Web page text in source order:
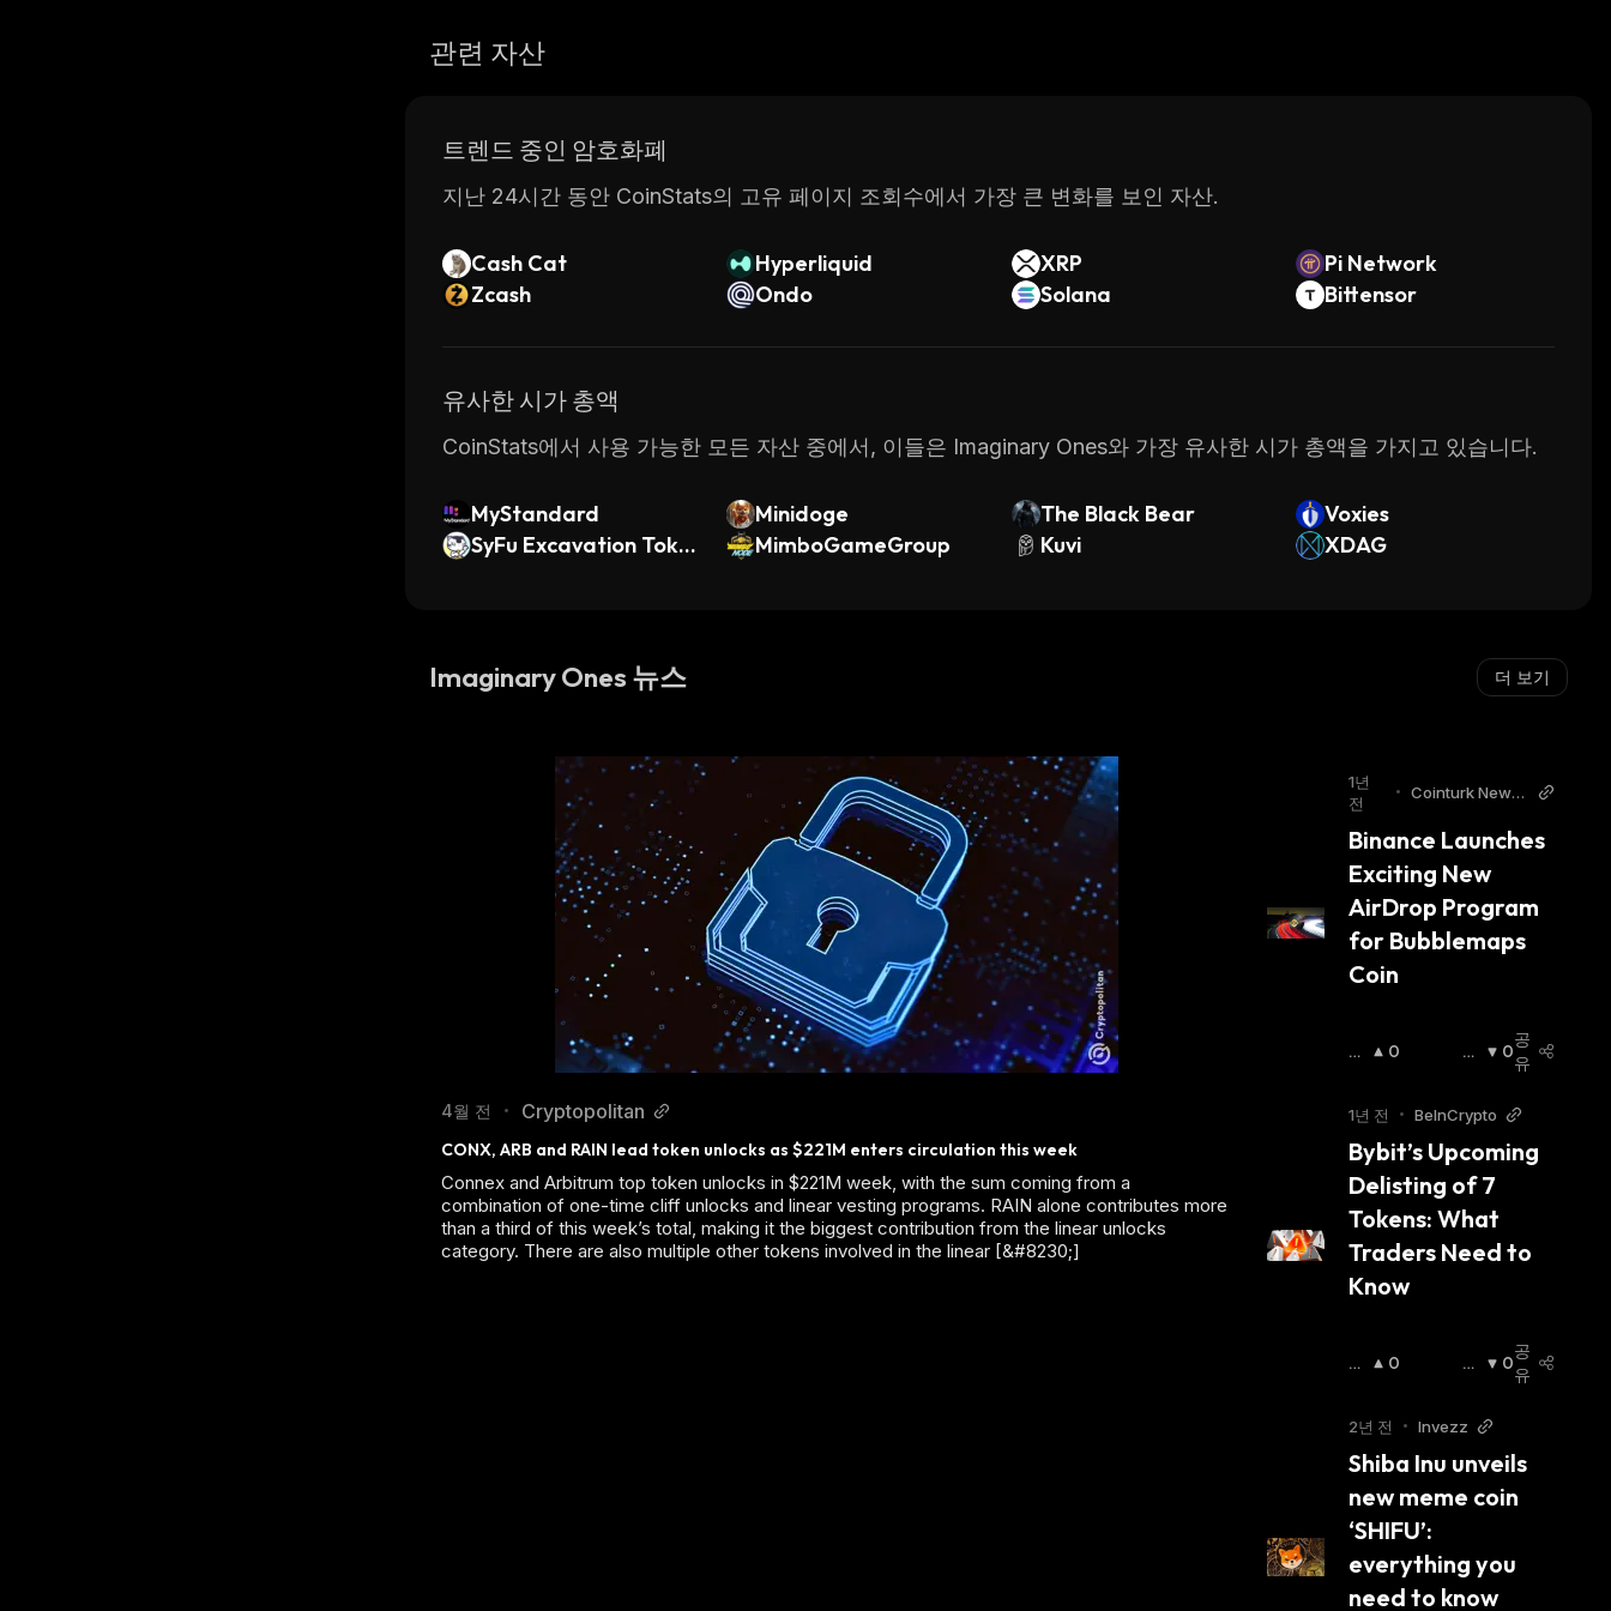
관련 자산
트렌드 중인 암호화폐
지난 24시간 동안 CoinStats의 고유 페이지 조회수에서 가장 큰 변화를 보인 자산.
Cash Cat Hyperliquid XRP
Pi Network
Zcash
Ondo Solana Bittensor
유사한 시가 총액
CoinStats에서 사용 가능한 모든 자산 중에서, 이들은 Imaginary Ones와 가장 유사한 시가 총액을 가지고 있습니다.
MyStandard Minidoge The Black Bear
Voxies
SyFu Excavation Toke
MimboGameGroup Kuvi XDAG
Imaginary Ones 뉴스 더 보기
4월 전 • Cryptopolitan
Connex and Arbitrum top token unlocks in $221M week, with the sum coming from a
combination of one-time cliff unlocks and linear vesting programs. RAIN alone contributes more
than a third of this week’s total, making it the biggest contribution from the linear unlocks
category. There are also multiple other tokens involved in the linear [&#8230;]
1년
전
•
Cointurk News
Binance Launches
Exciting New
AirDrop Program
for Bubblemaps
Coin
상
0
하
0
공
유
1년 전 • BeInCrypto
Bybit’s Upcoming
Delisting of 7
Tokens: What
Traders Need to
Know
상
0
하
0
공
유
2년 전 • Invezz
Shiba Inu unveils
new meme coin
‘SHIFU’:
everything you
need to know